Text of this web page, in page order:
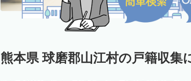
熊本県 球磨郡山江村の戸籍収集